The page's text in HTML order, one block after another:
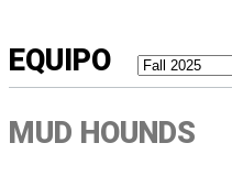
EQUIPO
MUD HOUNDS